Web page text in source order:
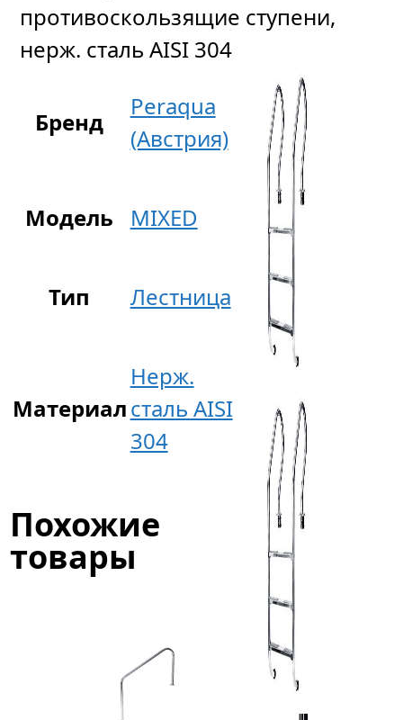
противоскользящие ступени,
нерж. сталь AISI 304
Бренд
Peraqua
(Австрия)
Модель MIXED
Тип Лестница
Материал
Нерж.
сталь AISI
304
Похожие
товары